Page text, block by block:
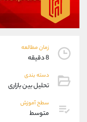
زمان مطالعه
8 دقیقه
دسته بندی
تحلیل بین بازاری
سطح آموزش
متوسط
واتساپ
تلگرام
موبایل
تلگرام